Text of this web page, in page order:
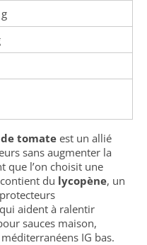
tomate est un allié
sans augmenter la
que l’on choisit une
du lycopène, un
qui aident à ralentir
sauces maison,
IG bas.